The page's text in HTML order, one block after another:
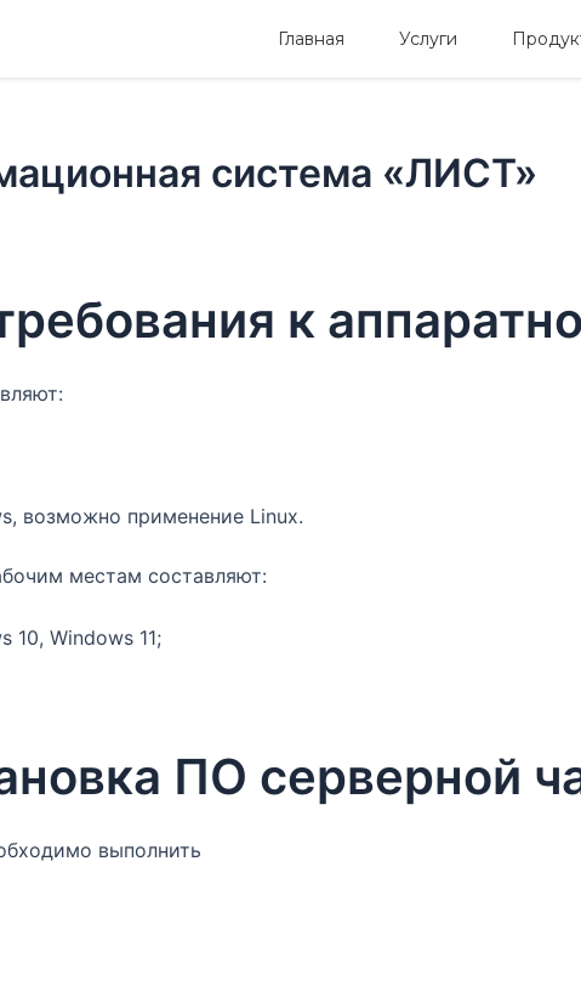
Главная Услуги
система «ЛИСТ»
к
возможно применение Linux.
местам составляют:
10, Windows 11;
ПО серверной
выполнить